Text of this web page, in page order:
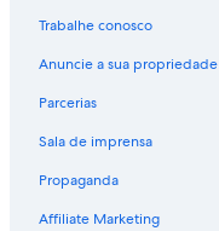
Ocosuyo
Huillanopampa
Trabalhe conosco
Anuncie a sua propriedade
Parcerias
Sala de imprensa
Propaganda
Affiliate Marketing